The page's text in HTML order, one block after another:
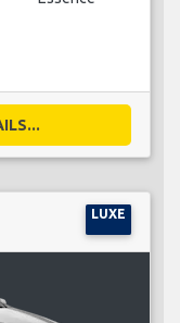
LUXE